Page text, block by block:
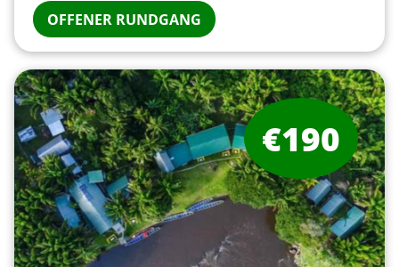
OFFENER RUNDGANG
€190